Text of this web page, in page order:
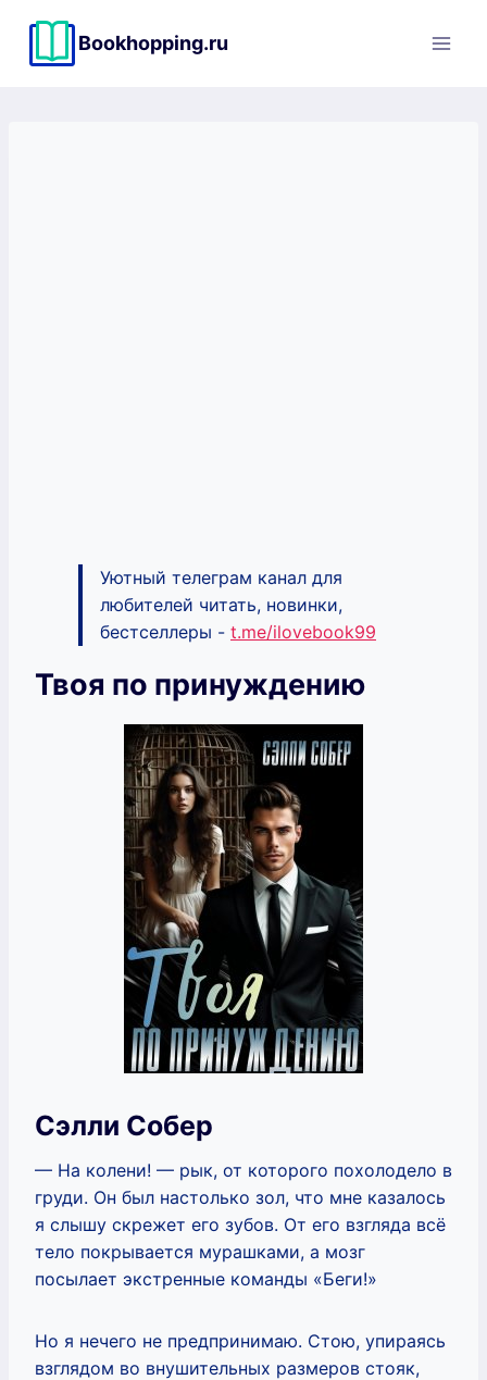
содержимому
Bookhopping.ru
Уютный телеграм канал для
любителей читать, новинки,
бестселлеры - t.me/ilovebook99
Твоя по принуждению
Сэлли Собер
— На колени! — рык, от которого похолодело в
груди. Он был настолько зол, что мне казалось
я слышу скрежет его зубов. От его взгляда всё
тело покрывается мурашками, а мозг
посылает экстренные команды «Беги!»
Но я нечего не предпринимаю. Стою, упираясь
взглядом во внушительных размеров стояк,